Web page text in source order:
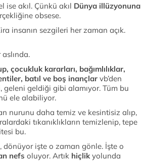
akıl. Çünkü akıl Dünya illüzyonuna
obsese.
insanın sezgileri her zaman açık.
çocukluk kararları, bağımlılıklar,
batıl ve boş inançlar vb’den
geldiği gibi alamıyor. Tüm bu
ele alabiliyor.
nurunu daha temiz ve kesintisiz alıp,
tıkanıklıkların temizlenip, tepe
bu.
işte o zaman gönle. İşte o
nefs oluyor. Artık hiçlikyolunda